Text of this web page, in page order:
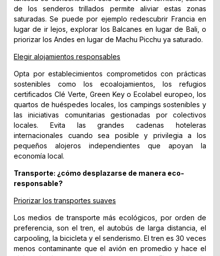
de los senderos trillados permite aliviar estas zonas
saturadas. Se puede por ejemplo redescubrir Francia en
lugar de ir lejos, explorar los Balcanes en lugar de Bali, o
priorizar los Andes en lugar de Machu Picchu ya saturado.
Elegir alojamientos responsables
Opta por establecimientos comprometidos con prácticas
sostenibles como los ecoalojamientos, los refugios
certificados Clé Verte, Green Key o Ecolabel europeo, los
quartos de huéspedes locales, los campings sostenibles y
las iniciativas comunitarias gestionadas por colectivos
locales. Evita las grandes cadenas hoteleras
internacionales cuando sea posible y privilegia a los
pequeños alojeros independientes que apoyan la
economía local.
Transporte: ¿cómo desplazarse de manera eco-
responsable?
Priorizar los transportes suaves
Los medios de transporte más ecológicos, por orden de
preferencia, son el tren, el autobús de larga distancia, el
carpooling, la bicicleta y el senderismo. El tren es 30 veces
menos contaminante que el avión en promedio y hace el